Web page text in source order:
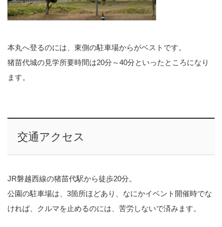
本丸へ登るのには、東側の駐車場からがベストです。
猪苗代城の見学所要時間は20分～40分といったところになり
ます。
交通アクセス
JR磐越西線の猪苗代駅から徒歩20分。
公園の駐車場は、3箇所ほどあり、なにかイベント開催時でな
ければ、クルマを止めるのには、苦労しないで済みます。